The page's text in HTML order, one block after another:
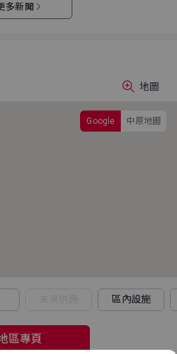
多新聞
Google 中原地圖
地圖
區內設施
區專頁